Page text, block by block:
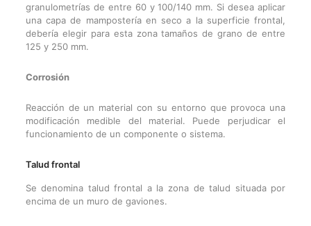
granulometrías de entre 60 y 100/140 mm. Si desea aplicar
una capa de mampostería en seco a la superficie frontal,
debería elegir para esta zona tamaños de grano de entre
125 y 250 mm.
Corrosión
Reacción de un material con su entorno que provoca una
modificación medible del material. Puede perjudicar el
funcionamiento de un componente o sistema.
Talud frontal
Se denomina talud frontal a la zona de talud situada por
encima de un muro de gaviones.